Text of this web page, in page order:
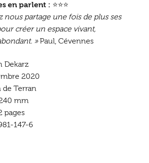
en parlent : ⭐⭐⭐
nous partage une fois de plus ses
créer un espace vivant,
»Paul, Cévennes
Dekarz
2020
de Terran
mm
pages
147-6